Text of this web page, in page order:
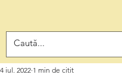
4 iul. 2022 1 min de citit